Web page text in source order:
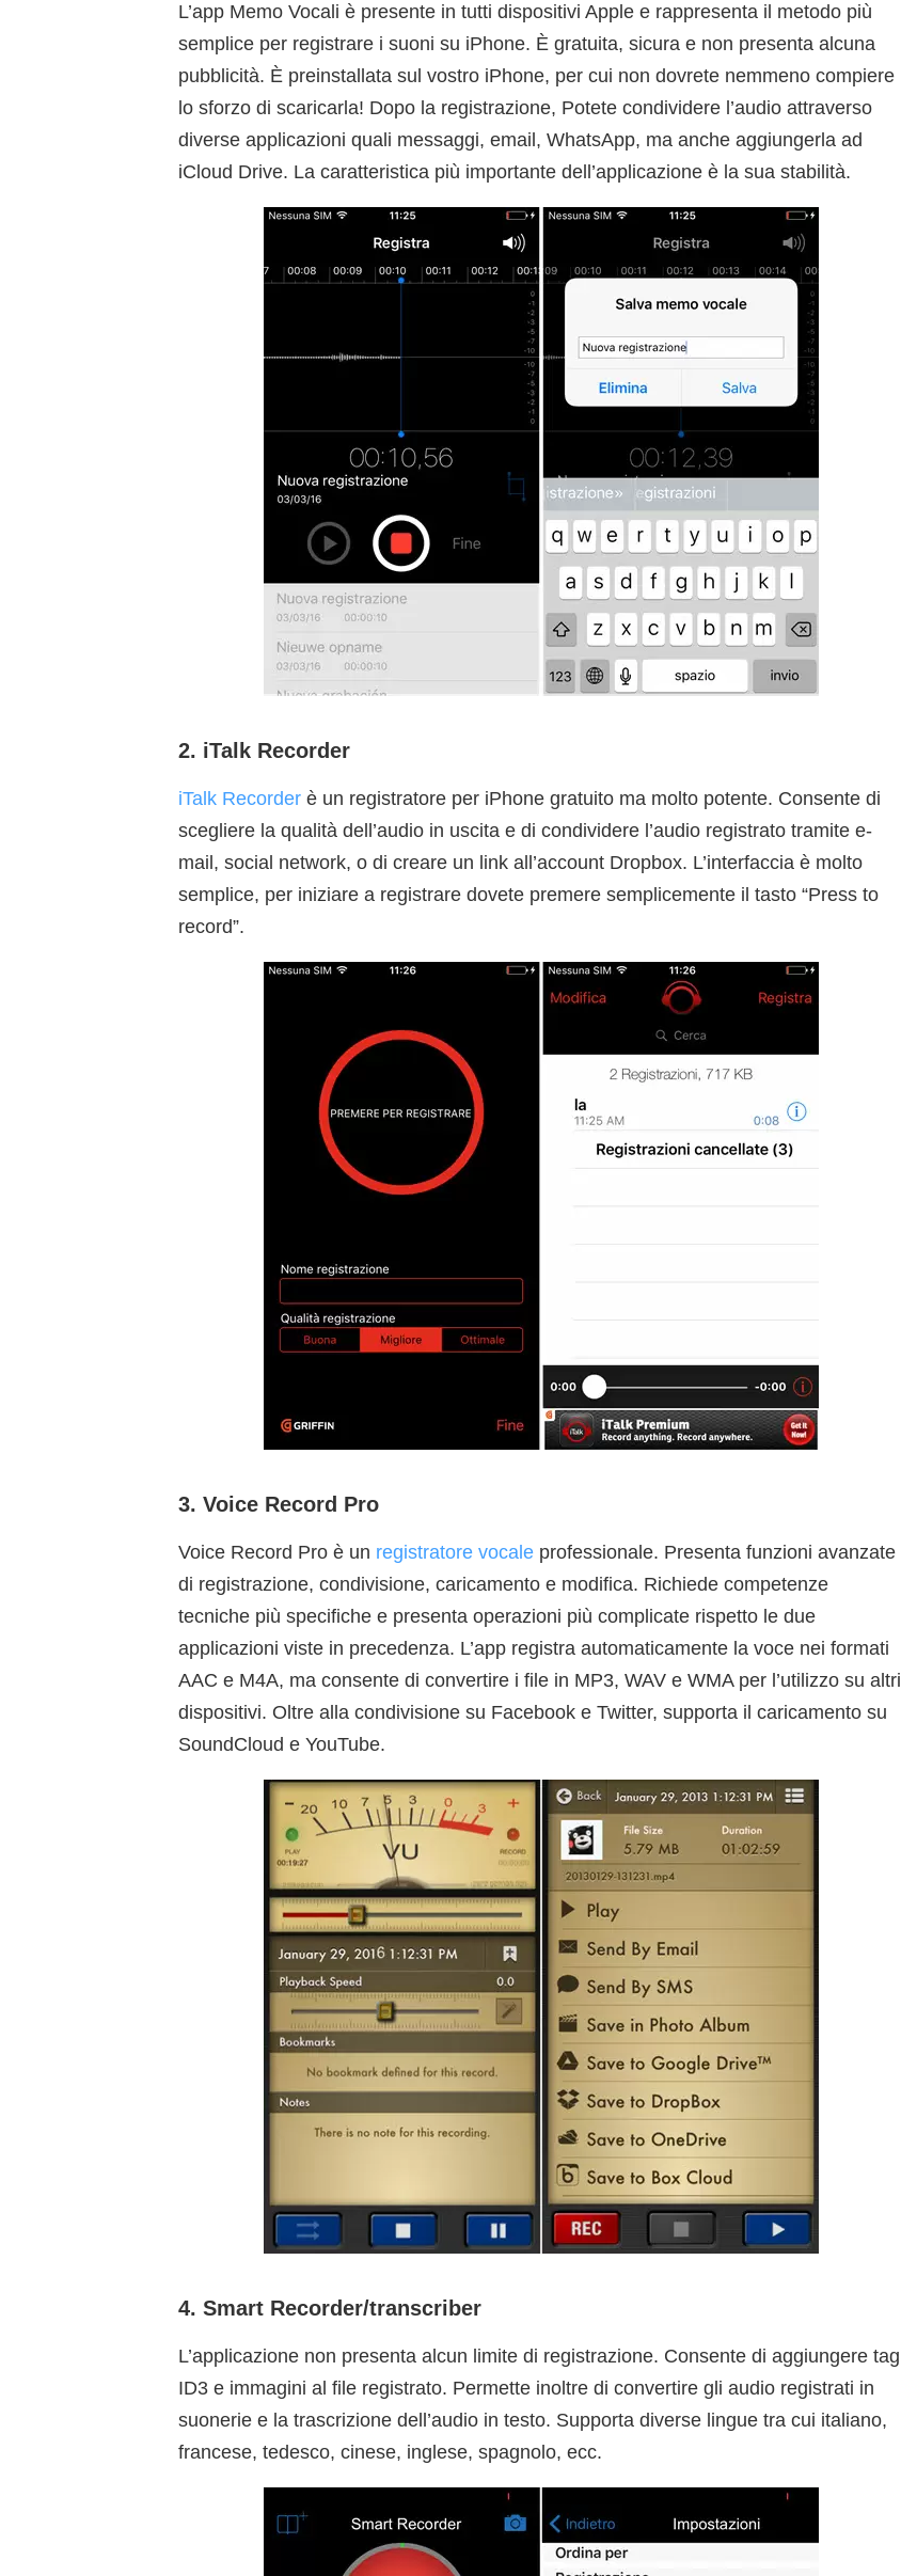
L’app Memo Vocali è presente in tutti dispositivi Apple e rappresenta il metodo più
semplice per registrare i suoni su iPhone. È gratuita, sicura e non presenta alcuna
pubblicità. È preinstallata sul vostro iPhone, per cui non dovrete nemmeno compiere
lo sforzo di scaricarla! Dopo la registrazione, Potete condividere l’audio attraverso
diverse applicazioni quali messaggi, email, WhatsApp, ma anche aggiungerla ad
iCloud Drive. La caratteristica più importante dell’applicazione è la sua stabilità.
2. iTalk Recorder
iTalk Recorder è un registratore per iPhone gratuito ma molto potente. Consente di
scegliere la qualità dell’audio in uscita e di condividere l’audio registrato tramite e-
mail, social network, o di creare un link all’account Dropbox. L’interfaccia è molto
semplice, per iniziare a registrare dovete premere semplicemente il tasto “Press to
record”.
3. Voice Record Pro
Voice Record Pro è un registratore vocale professionale. Presenta funzioni avanzate
di registrazione, condivisione, caricamento e modifica. Richiede competenze
tecniche più specifiche e presenta operazioni più complicate rispetto le due
applicazioni viste in precedenza. L’app registra automaticamente la voce nei formati
AAC e M4A, ma consente di convertire i file in MP3, WAV e WMA per l’utilizzo su altri
dispositivi. Oltre alla condivisione su Facebook e Twitter, supporta il caricamento su
SoundCloud e YouTube.
4. Smart Recorder/transcriber
L’applicazione non presenta alcun limite di registrazione. Consente di aggiungere tag
ID3 e immagini al file registrato. Permette inoltre di convertire gli audio registrati in
suonerie e la trascrizione dell’audio in testo. Supporta diverse lingue tra cui italiano,
francese, tedesco, cinese, inglese, spagnolo, ecc.